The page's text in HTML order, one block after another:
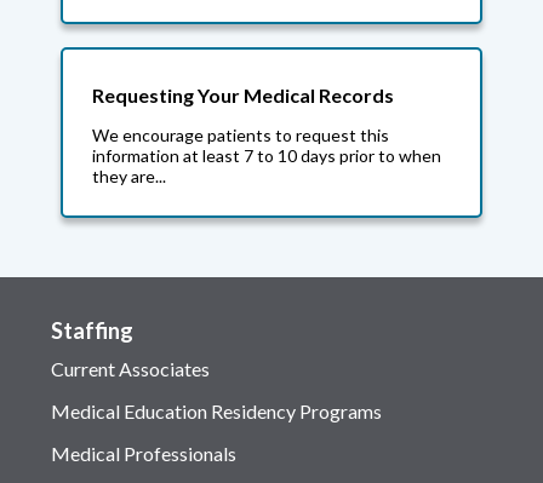
Requesting Your Medical Records
We encourage patients to request this
information at least 7 to 10 days prior to when
they are...
Staffing
Current Associates
Medical Education Residency Programs
Medical Professionals